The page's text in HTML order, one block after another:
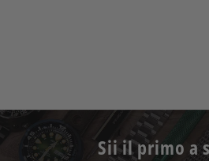
Sii il primo a